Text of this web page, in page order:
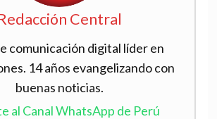
Central
comunicación digital líder en
14 años evangelizando con
buenas noticias.
al Canal WhatsApp de Perú